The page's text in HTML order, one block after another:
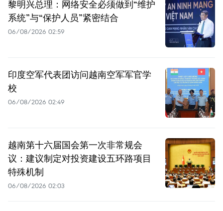
黎明兴总理：网络安全必须做到“维护
系统”与“保护人员”紧密结合
06/08/2026 02:59
印度空军代表团访问越南空军军官学
校
06/08/2026 02:49
越南第十六届国会第一次非常规会
议：建议制定对投资建设五环路项目
特殊机制
06/08/2026 02:03